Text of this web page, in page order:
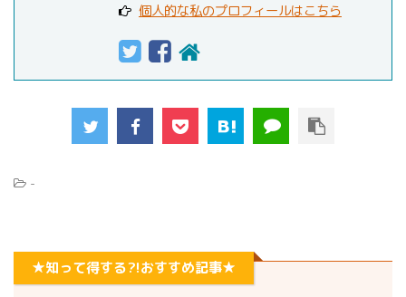
個人的な私のプロフィールはこちら
-
★知って得する?!おすすめ記事★